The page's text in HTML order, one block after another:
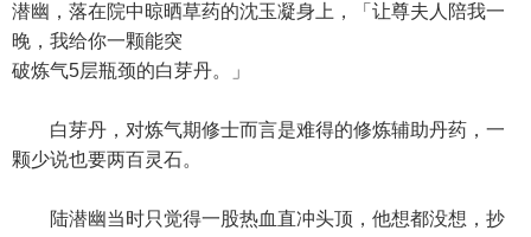
潜幽，落在院中晾晒草药的沈玉凝身上，「让尊夫人陪我一
晚，我给你一颗能突
破炼气5层瓶颈的白芽丹。」
白芽丹，对炼气期修士而言是难得的修炼辅助丹药，一
颗少说也要两百灵石。
陆潜幽当时只觉得一股热血直冲头顶，他想都没想，抄